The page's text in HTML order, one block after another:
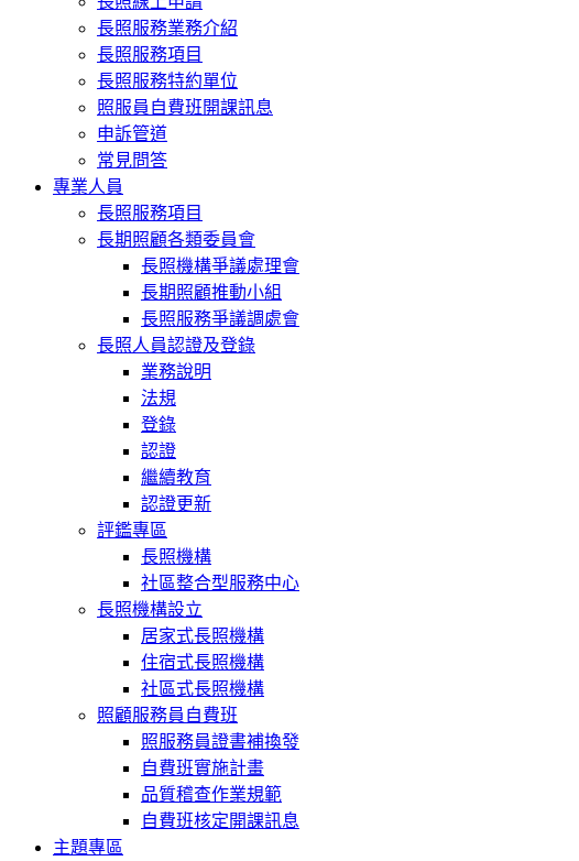
長照服務業務介紹
長照服務項目
長照服務特約單位
照服員自費班開課訊息
申訴管道
常見問答
專業人員
長照服務項目
長期照顧各類委員會
長照機構爭議處理會
長期照顧推動小組
長照服務爭議調處會
長照人員認證及登錄
業務說明
法規
登錄
認證
繼續教育
認證更新
評鑑專區
長照機構
社區整合型服務中心
長照機構設立
居家式長照機構
住宿式長照機構
社區式長照機構
照顧服務員自費班
照服務員證書補換發
自費班實施計畫
品質稽查作業規範
自費班核定開課訊息
主題專區